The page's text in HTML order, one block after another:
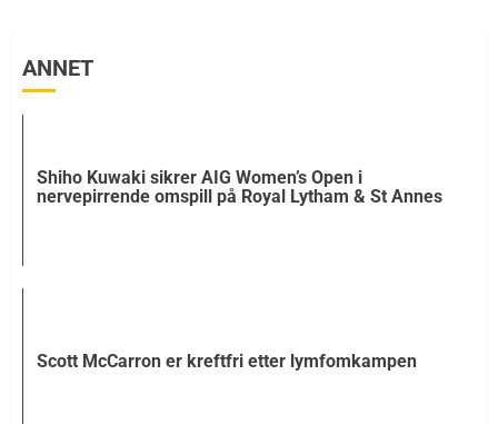
ANNET
Shiho Kuwaki sikrer AIG Women’s Open i
nervepirrende omspill på Royal Lytham & St Annes
Scott McCarron er kreftfri etter lymfomkampen